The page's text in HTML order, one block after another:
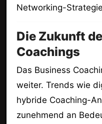
Networking-
Die Zukunft
Coachings
Das Business
weiter. Trends wie
hybride Coaching-
zunehmend an